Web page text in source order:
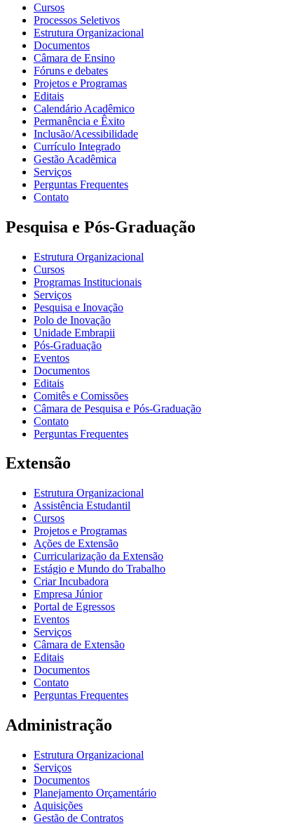
Cursos
Processos Seletivos
Estrutura Organizacional
Documentos
Câmara de Ensino
Fóruns e debates
Projetos e Programas
Editais
Calendário Acadêmico
Permanência e Êxito
Inclusão/Acessibilidade
Currículo Integrado
Gestão Acadêmica
Serviços
Perguntas Frequentes
Contato
Pesquisa e Pós-Graduação
Estrutura Organizacional
Cursos
Programas Institucionais
Serviços
Pesquisa e Inovação
Polo de Inovação
Unidade Embrapii
Pós-Graduação
Eventos
Documentos
Editais
Comitês e Comissões
Câmara de Pesquisa e Pós-Graduação
Contato
Perguntas Frequentes
Extensão
Estrutura Organizacional
Assistência Estudantil
Cursos
Projetos e Programas
Ações de Extensão
Curricularização da Extensão
Estágio e Mundo do Trabalho
Criar Incubadora
Empresa Júnior
Portal de Egressos
Eventos
Serviços
Câmara de Extensão
Editais
Documentos
Contato
Perguntas Frequentes
Administração
Estrutura Organizacional
Serviços
Documentos
Planejamento Orçamentário
Aquisições
Gestão de Contratos